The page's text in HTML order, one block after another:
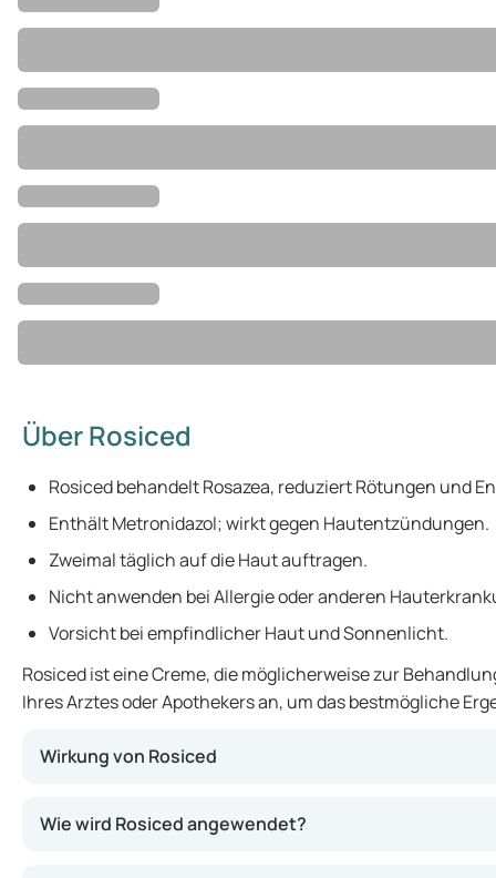
Über Rosiced
Rosiced behandelt Rosazea, reduziert Rötungen und
Enthält Metronidazol; wirkt gegen Hautentzündungen.
Zweimal täglich auf die Haut auftragen.
Nicht anwenden bei Allergie oder anderen
Vorsicht bei empfindlicher Haut und Sonnenlicht.
Rosiced ist eine Creme, die möglicherweise zur
Ihres Arztes oder Apothekers an, um das bestmögliche
Wirkung von Rosiced
Wie wird Rosiced angewendet?